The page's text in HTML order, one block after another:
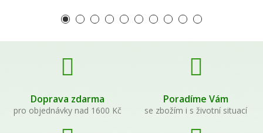
Doprava zdarma
pro objednávky nad 1600 Kč
Poradíme Vám
se zbožím i s životní situací